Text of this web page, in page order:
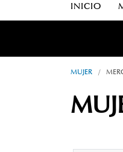
INICIO
MUJER /